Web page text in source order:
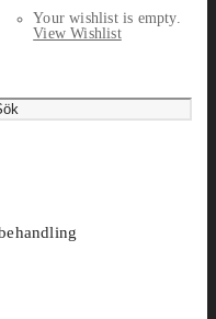
Your wishlist is empty.
View Wishlist